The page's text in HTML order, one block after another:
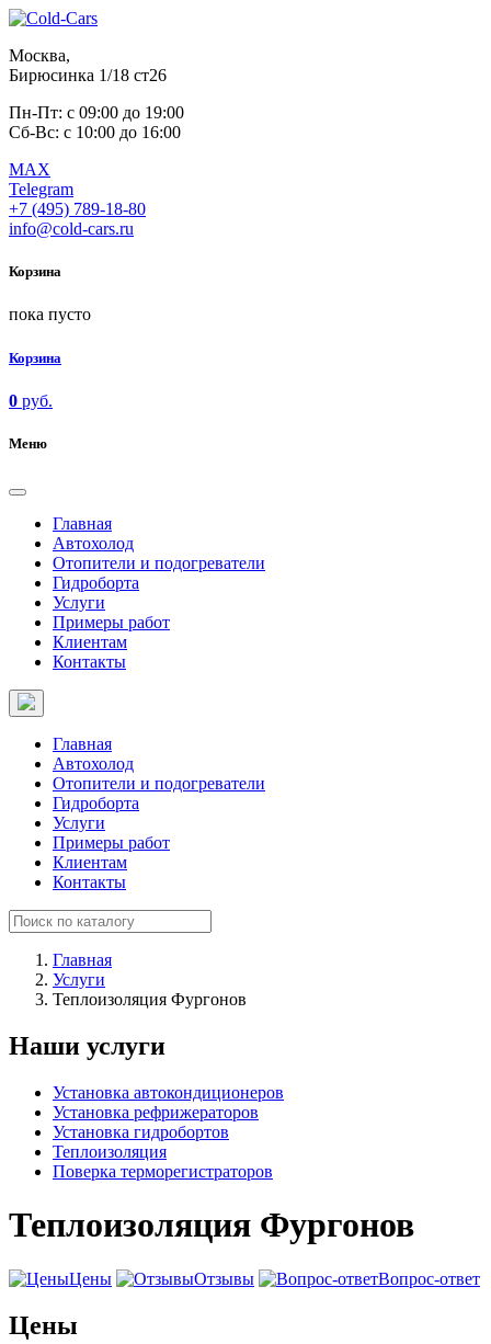
Москва,
Бирюсинка 1/18 ст26 ​
Пн-Пт: с 09:00 до 19:00
Сб-Вс: с 10:00 до 16:00
MAX
Telegram
+7 (495) 789-18-80
info@cold-cars.ru
Корзина
пока пусто
Корзина
0 руб.
Меню
Главная
Автохолод
Отопители и подогреватели
Гидроборта
Услуги
Примеры работ
Клиентам
Контакты
Главная
Автохолод
Отопители и подогреватели
Гидроборта
Услуги
Примеры работ
Клиентам
Контакты
Главная
Услуги
Теплоизоляция Фургонов
Наши услуги
Установка автокондиционеров
Установка рефрижераторов
Установка гидробортов
Теплоизоляция
Поверка терморегистраторов
Теплоизоляция Фургонов
Цены Отзывы Вопрос-ответ
Цены